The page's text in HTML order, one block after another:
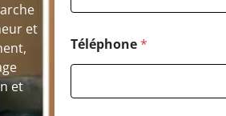
et
et
Téléphone*